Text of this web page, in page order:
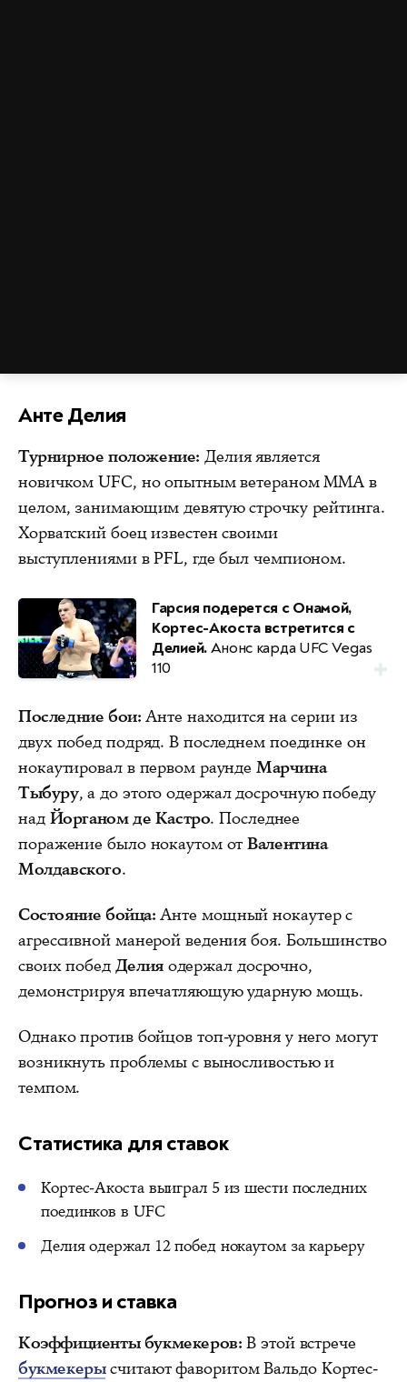
Анте Делия
Турнирное положение: Делия является
новичком UFC, но опытным ветераном ММА в
целом, занимающим девятую строчку рейтинга.
Хорватский боец известен своими
выступлениями в PFL, где был чемпионом.
Гарсия подерется с Онамой,
Кортес-Акоста встретится с
Делией.Анонс карда UFC Vegas
110
Последние бои: Анте находится на серии из
двух побед подряд. В последнем поединке он
нокаутировал в первом раундеМарчина
Тыбуру, а до этого одержал досрочную победу
над Йорганом де Кастро. Последнее
поражение было нокаутом отВалентина
Молдавского.
Состояние бойца: Анте мощный нокаутер с
агрессивной манерой ведения боя. Большинство
своих побед Делияодержал досрочно,
демонстрируя впечатляющую ударную мощь.
Однако против бойцов топ-уровня у него могут
возникнуть проблемы с выносливостью и
темпом.
Статистика для ставок
Кортес-Акоста выиграл 5 из шести последних
поединков в UFC
Делия одержал 12 побед нокаутом за карьеру
Прогноз и ставка
Коэффициенты букмекеров: В этой встрече
букмекерысчитают фаворитом Вальдо Кортес-